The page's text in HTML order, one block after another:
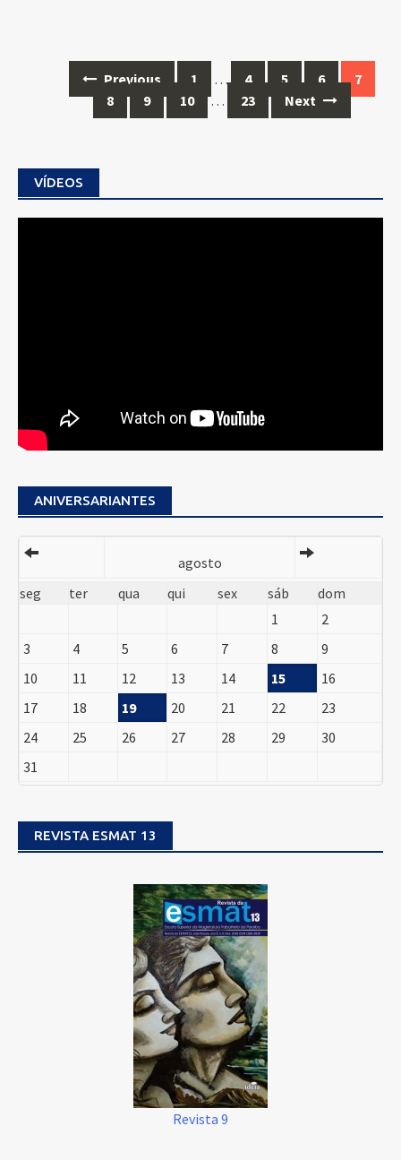
navigation
Previous 1 … 4 5 6
7
8
9 10 … 23 Next
VÍDEOS
ANIVERSARIANTES
agosto
seg
ter qua qui sex sáb
dom
1
2
3
4 5 6 7 8
9
10
11 12 13 14 15
16
17
18 19 20 21 22
23
24
25 26 27 28 29
30
31
REVISTA ESMAT 13
Revista 9